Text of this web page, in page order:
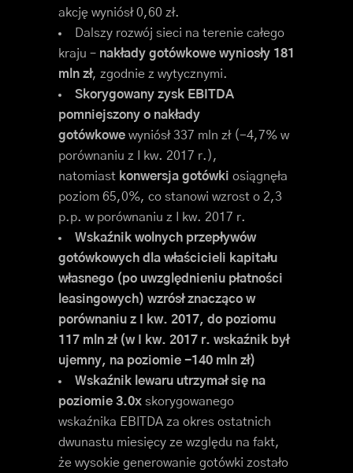
akcję wyniósł 0,60 zł.
Dalszy rozwój sieci na terenie całego
kraju – nakłady gotówkowe wyniosły 181
mln zł, zgodnie z wytycznymi.
Skorygowany zysk EBITDA
pomniejszony o nakłady
gotówkowe wyniósł 337 mln zł (-4,7% w
porównaniu z I kw. 2017 r.),
natomiast konwersja gotówki osiągnęła
poziom 65,0%, co stanowi wzrost o 2,3
p.p. w porównaniu z I kw. 2017 r.
Wskaźnik wolnych przepływów
gotówkowych dla właścicieli kapitału
własnego (po uwzględnieniu płatności
leasingowych) wzrósł znacząco w
porównaniu z I kw. 2017, do poziomu
117 mln zł (w I kw. 2017 r. wskaźnik był
ujemny, na poziomie -140 mln zł)
Wskaźnik lewaru utrzymał się na
poziomie 3.0x skorygowanego
wskaźnika EBITDA za okres ostatnich
dwunastu miesięcy ze względu na fakt,
że wysokie generowanie gotówki zostało